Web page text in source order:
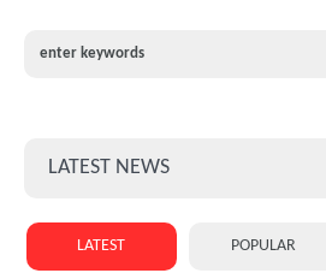
LATEST NEWS
LATEST POPULAR